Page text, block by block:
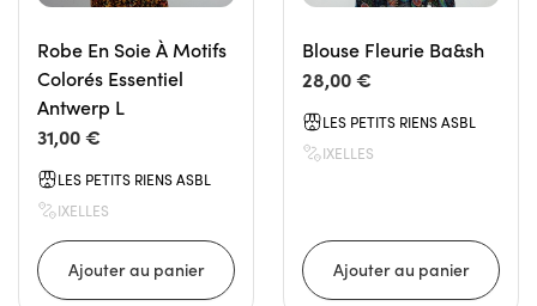
Robe En Soie À Motifs
Colorés Essentiel
Antwerp L
31,00 €
LES PETITS RIENS ASBL
IXELLES
Blouse Fleurie Ba&sh
28,00 €
LES PETITS RIENS ASBL
IXELLES